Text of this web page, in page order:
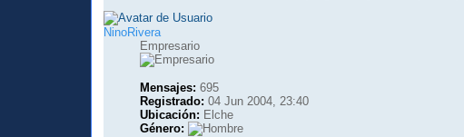
NinoRivera
Empresario
Mensajes: 695
Registrado: 04 Jun 2004, 23:40
Ubicación: Elche
Género: